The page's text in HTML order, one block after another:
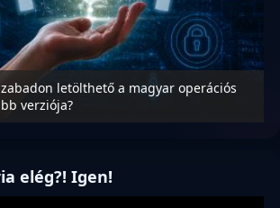
letölthető a magyar operációs
verziója?
elég?! Igen!